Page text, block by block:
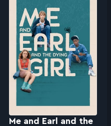
Me and Earl and the